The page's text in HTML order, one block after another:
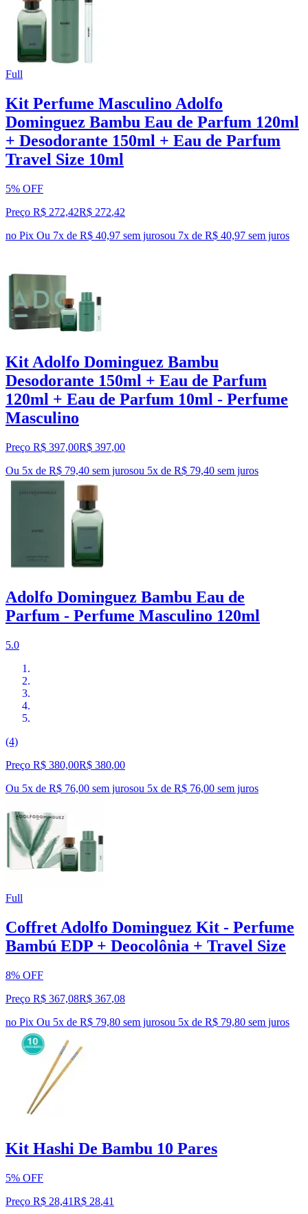
Full
Kit Perfume Masculino Adolfo
Dominguez Bambu Eau de Parfum 120ml
+ Desodorante 150ml + Eau de Parfum
Travel Size 10ml
5% OFF
Preço R$ 272,42R$ 272,42
no Pix Ou 7x de R$ 40,97 sem jurosou 7x de R$ 40,97 sem juros
Kit Adolfo Dominguez Bambu
Desodorante 150ml + Eau de Parfum
120ml + Eau de Parfum 10ml - Perfume
Masculino
Preço R$ 397,00R$ 397,00
Ou 5x de R$ 79,40 sem jurosou 5x de R$ 79,40 sem juros
Adolfo Dominguez Bambu Eau de
Parfum - Perfume Masculino 120ml
5.0
(4)
Preço R$ 380,00R$ 380,00
Ou 5x de R$ 76,00 sem jurosou 5x de R$ 76,00 sem juros
Full
Coffret Adolfo Dominguez Kit - Perfume
Bambú EDP + Deocolônia + Travel Size
8% OFF
Preço R$ 367,08R$ 367,08
no Pix Ou 5x de R$ 79,80 sem jurosou 5x de R$ 79,80 sem juros
Kit Hashi De Bambu 10 Pares
5% OFF
Preço R$ 28,41R$ 28,41